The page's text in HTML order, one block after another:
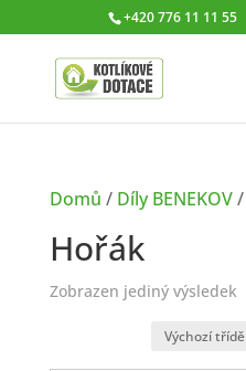
+420 776 11 11 55
Domů / Díly BENEKOV/
Hořák
Zobrazen jediný výsledek